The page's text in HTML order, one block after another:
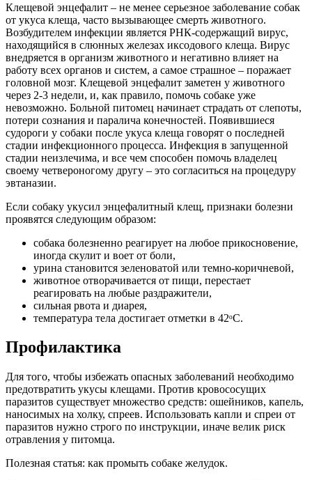
Клещевой энцефалит – не менее серьезное заболевание собак
от укуса клеща, часто вызывающее смерть животного.
Возбудителем инфекции является РНК-содержащий вирус,
находящийся в слюнных железах иксодового клеща. Вирус
внедряется в организм животного и негативно влияет на
работу всех органов и систем, а самое страшное – поражает
головной мозг. Клещевой энцефалит заметен у животного
через 2-3 недели, и, как правило, помочь собаке уже
невозможно. Больной питомец начинает страдать от слепоты,
потери сознания и паралича конечностей. Появившиеся
судороги у собаки после укуса клеща говорят о последней
стадии инфекционного процесса. Инфекция в запущенной
стадии неизлечима, и все чем способен помочь владелец
своему четвероногому другу – это согласиться на процедуру
эвтаназии.
Если собаку укусил энцефалитный клещ, признаки болезни
проявятся следующим образом:
собака болезненно реагирует на любое прикосновение,
иногда скулит и воет от боли,
урина становится зеленоватой или темно-коричневой,
животное отворачивается от пищи, перестает
реагировать на любые раздражители,
сильная рвота и диарея,
температура тела достигает отметки в 42ᵒC.
Профилактика
Для того, чтобы избежать опасных заболеваний необходимо
предотвратить укусы клещами. Против кровососущих
паразитов существует множество средств: ошейников, капель,
наносимых на холку, спреев. Использовать капли и спреи от
паразитов нужно строго по инструкции, иначе велик риск
отравления у питомца.
Полезная статья: как промыть собаке желудок.